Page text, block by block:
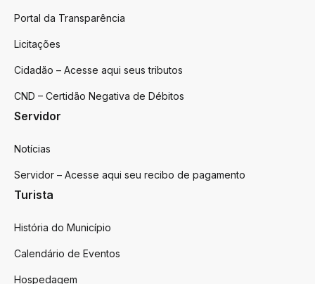
Portal da Transparência
Licitações
Cidadão – Acesse aqui seus tributos
CND – Certidão Negativa de Débitos
Servidor
Notícias
Servidor – Acesse aqui seu recibo de pagamento
Turista
História do Município
Calendário de Eventos
Hospedagem